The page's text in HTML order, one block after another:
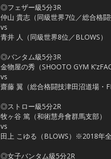
◎フェザー級5分3R
仲山 貴志（同級世界7位／総合格闘
vs
青井 人（同級世界8位／BLOWS）
◎バンタム級5分3R
金物屋の秀（SHOOTO GYM
vs
齋藤 翼（総合格闘技津田沼道場・
◎ストロー級5分2R
牧ヶ谷 篤（和術慧舟會群馬支部）
vs
田上 こゆる（BLOWS）※2018年
◎女子バンタム級5分2R